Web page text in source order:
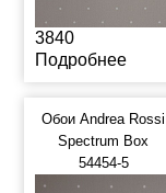
3840
Подробнее
Обои Andrea Rossi
Spectrum Box
54454-5